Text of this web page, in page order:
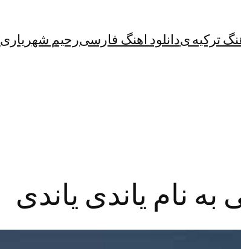
ترکیه یدانلود اهنگ فارسیرحیم شهریاری
به نام یاندی یاندی